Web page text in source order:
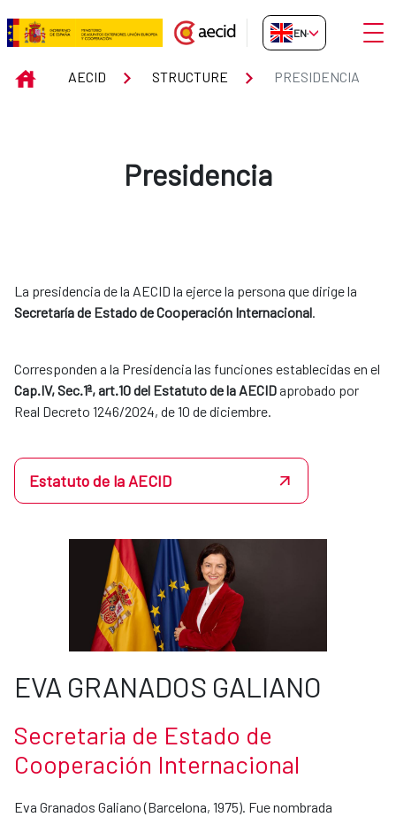
Skip to Main Content
Presidencia
EN-GB
INICIOAECID STRUCTURE PRESIDENCIA
Presidencia
La presidencia de la AECID la ejerce la persona que dirige la
Secretaría de Estado de Cooperación Internacional.
Corresponden a la Presidencia las funciones establecidas en el
Cap.IV, Sec.1ª, art.10 del Estatuto de la AECIDaprobado por
Real Decreto 1246/2024, de 10 de diciembre.
Estatuto de la AECID
EVA GRANADOS GALIANO
Secretaria de Estado de
Cooperación Internacional
Eva Granados Galiano (Barcelona, 1975). Fue nombrada